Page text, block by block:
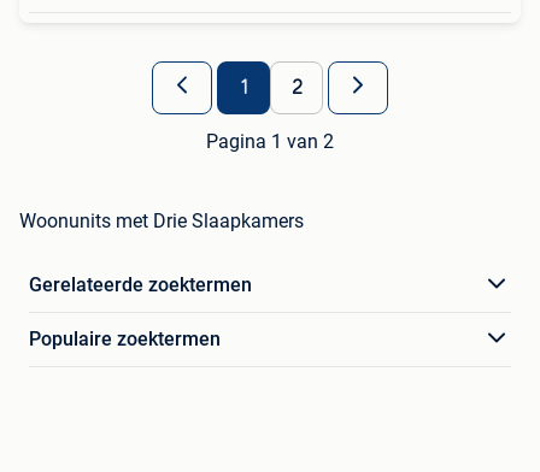
1 2
Pagina 1 van 2
Woonunits met Drie Slaapkamers
Gerelateerde zoektermen
Populaire zoektermen